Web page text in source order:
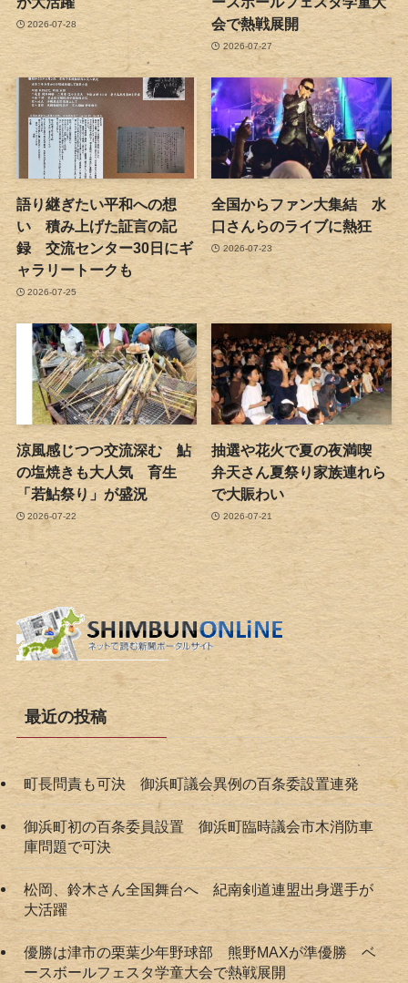
2026-07-28
会で熱戦展開
2026-07-27
語り継ぎたい平和への想
い 積み上げた証言の記
録 交流センター30日にギ
ャラリートークも
2026-07-25
全国からファン大集結 水
口さんらのライブに熱狂
2026-07-23
涼風感じつつ交流深む 鮎
の塩焼きも大人気 育生
「若鮎祭り」が盛況
2026-07-22
抽選や花火で夏の夜満喫
弁天さん夏祭り家族連れら
で大賑わい
2026-07-21
最近の投稿
町長問責も可決 御浜町議会異例の百条委設置連発
御浜町初の百条委員設置 御浜町臨時議会市木消防車
庫問題で可決
松岡、鈴木さん全国舞台へ 紀南剣道連盟出身選手が
大活躍
優勝は津市の栗葉少年野球部 熊野MAXが準優勝 ベ
ースボールフェスタ学童大会で熱戦展開